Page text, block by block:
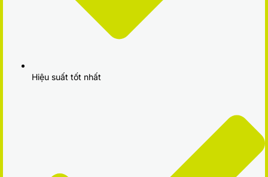
Hiệu suất tốt nhất